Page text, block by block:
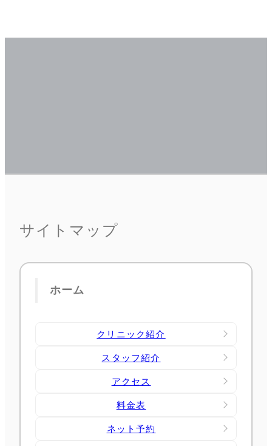
サイトマップ
ホーム
クリニック紹介
スタッフ紹介
アクセス
料金表
ネット予約